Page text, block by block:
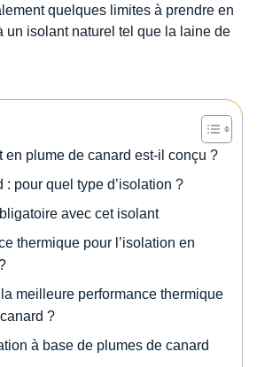
quelques limites à prendre en
un isolant naturel tel que la laine de
en plume de canard est-il conçu ?
: pour quel type d’isolation ?
avec cet isolant
thermique pour l’isolation en
meilleure performance thermique
?
à base de plumes de canard